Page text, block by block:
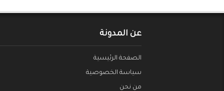
عن المدونة
الصفحة الرئيسية
سياسة الخصوصية
من نحن